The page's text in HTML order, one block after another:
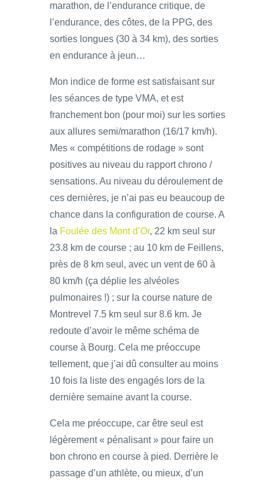
marathon, de l’endurance critique, de
l’endurance, des côtes, de la PPG, des
sorties longues (30 à 34 km), des sorties
en endurance à jeun…
Mon indice de forme est satisfaisant sur
les séances de type VMA, et est
franchement bon (pour moi) sur les sorties
aux allures semi/marathon (16/17 km/h).
Mes « compétitions de rodage » sont
positives au niveau du rapport chrono /
sensations. Au niveau du déroulement de
ces dernières, je n’ai pas eu beaucoup de
chance dans la configuration de course. A
la Foulée des Mont d’Or, 22 km seul sur
23.8 km de course ; au 10 km de Feillens,
près de 8 km seul, avec un vent de 60 à
80 km/h (ça déplie les alvéoles
pulmonaires !) ; sur la course nature de
Montrevel 7.5 km seul sur 8.6 km. Je
redoute d’avoir le même schéma de
course à Bourg. Cela me préoccupe
tellement, que j’ai dû consulter au moins
10 fois la liste des engagés lors de la
dernière semaine avant la course.
Cela me préoccupe, car être seul est
légèrement « pénalisant » pour faire un
bon chrono en course à pied. Derrière le
passage d’un athlète, ou mieux, d’un